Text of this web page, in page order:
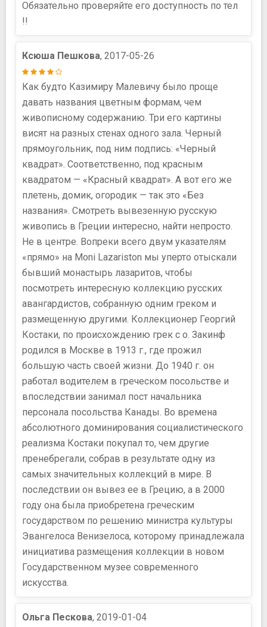
Обязательно проверяйте его доступность по тел
!!
Ксюша Пешкова, 2017-05-26
Как будто Казимиру Малевичу было проще
давать названия цветным формам, чем
живописному содержанию. Три его картины
висят на разных стенах одного зала. Черный
прямоугольник, под ним подпись: «Черный
квадрат». Соответственно, под красным
квадратом — «Красный квадрат». А вот его же
плетень, домик, огородик — так это «Без
названия». Смотреть вывезенную русскую
живопись в Греции интересно, найти непросто.
Не в центре. Вопреки всего двум указателям
«прямо» на Moni Lazariston мы уперто отыскали
бывший монастырь лазаритов, чтобы
посмотреть интересную коллекцию русских
авангардистов, собранную одним греком и
размещенную другими. Коллекционер Георгий
Костаки, по происхождению грек с о. Закинф
родился в Москве в 1913 г., где прожил
большую часть своей жизни. До 1940 г. он
работал водителем в греческом посольстве и
впоследствии занимал пост начальника
персонала посольства Канады. Во времена
абсолютного доминирования социалистического
реализма Костаки покупал то, чем другие
пренебрегали, собрав в результате одну из
самых значительных коллекций в мире. В
последствии он вывез ее в Грецию, а в 2000
году она была приобретена греческим
государством по решению министра культуры
Эвангелоса Венизелоса, которому принадлежала
инициатива размещения коллекции в новом
Государственном музее современного
искусства.
Ольга Пескова, 2019-01-04